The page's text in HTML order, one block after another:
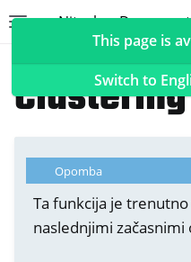
Nitrokey
navigation of Nitrokeys
navigation of NitroPad,
navigation of NitroPhone,
Clustering
Opomba
Ta funkcija je
naslednjimi
This page is
Switch to